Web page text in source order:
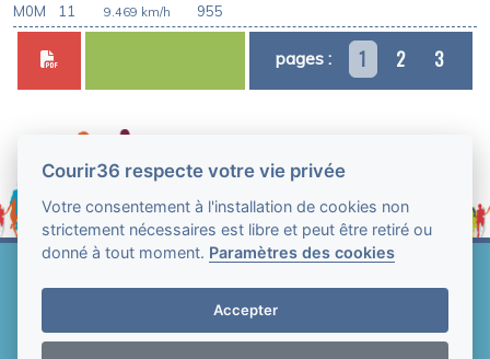
955
9.469 km/h
M0M
11
pages : 1 2 3
2004-2026
Mentions légales et conditions générales
Courir36 respecte votre vie privée
Votre consentement à l'installation de cookies non
strictement nécessaires est libre et peut être retiré ou
donné à tout moment. Paramètres des cookies
Accepter